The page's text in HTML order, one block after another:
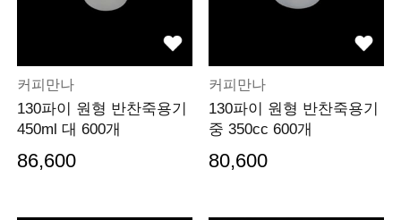
커피만나
130파이 원형 반찬죽용기
450ml 대 600개
86,600
커피만나
130파이 원형 반찬죽용기
중 350cc 600개
80,600